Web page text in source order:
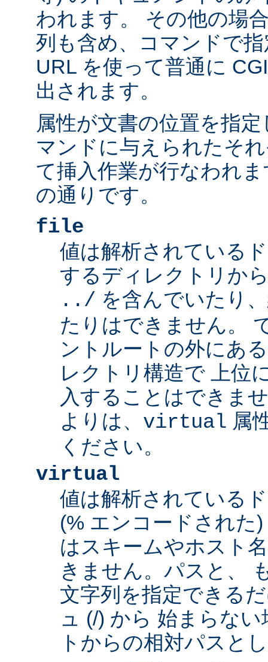
われます。 その他の場
列も含め、コマンドで
URL を使って普通に
出されます。
属性が文書の位置を指
マンドに与えられたそ
て挿入作業が行なわれ
の通りです。
file
値は解析されている
するディレクトリか
../ を含んでいたり
たりはできません。
ントルートの外にあ
レクトリ構造で 上位
入することはできま
よりは、 virtual 属
ください。
virtual
値は解析されている
(% エンコードされた
はスキームやホスト
きません。パスと、
文字列を指定できる
ュ (/) から 始まらな
トからの相対パスと